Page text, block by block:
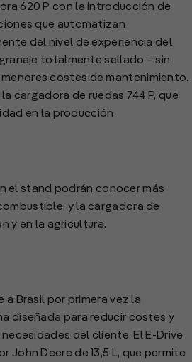
620 P con la introducción de
que automatizan
del nivel de experiencia del
totalmente sellado – sin
costes de mantenimiento.
cargadora de ruedas 744 P, que
en la producción.
el stand podrán conocer más
y la cargadora de
y en la agricultura.
Brasil por primera vez la
diseñada para reducir costes y
del cliente. El E-Drive
Deere de 13,5 L, que permite